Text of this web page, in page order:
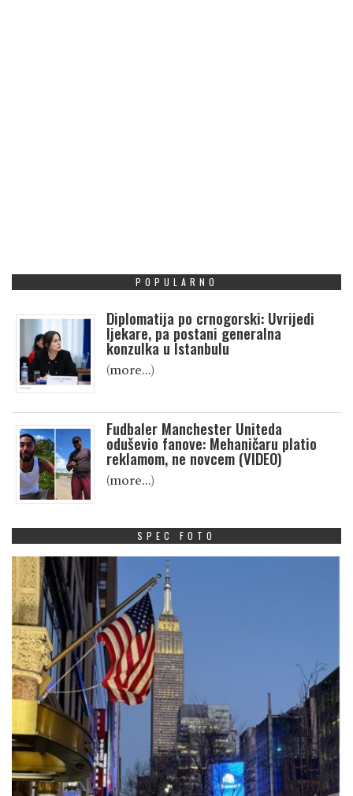
POPULARNO
Diplomatija po crnogorski: Uvrijedi
ljekare, pa postani generalna
konzulka u Istanbulu
(more…)
Fudbaler Manchester Uniteda
oduševio fanove: Mehaničaru platio
reklamom, ne novcem (VIDEO)
(more…)
SPEC FOTO